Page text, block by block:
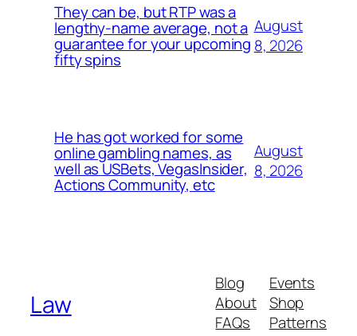
They can be, but RTP was a
lengthy-name average, not a
guarantee for your upcoming
fifty spins
August
8, 2026
He has got worked for some
online gambling names, as
well as USBets, VegasInsider,
Actions Community, etc
August
8, 2026
Law
Blog
About
FAQs
Events
Shop
Patterns